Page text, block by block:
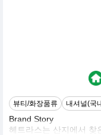
뷰티/화장품류 내셔널(국
Brand Story
헤트라스는 산지에서 찾